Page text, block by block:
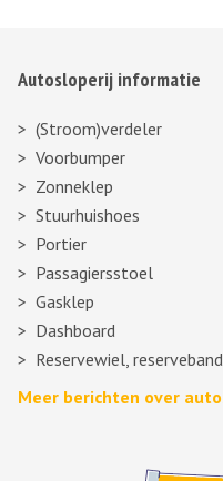
Autosloperij informatie
(Stroom)verdeler
Voorbumper
Zonneklep
Stuurhuishoes
Portier
Passagiersstoel
Gasklep
Dashboard
Reservewiel,
Meer berichten over